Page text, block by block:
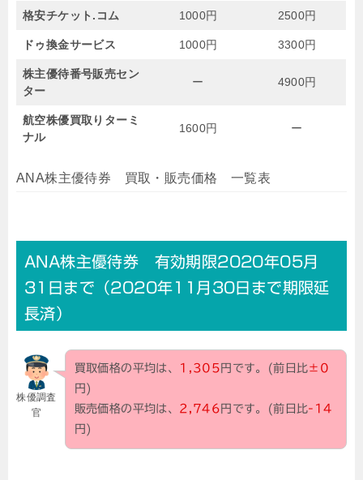
格安チケット.コム 1000円 2500円
ドゥ換金サービス 1000円 3300円
株主優待番号販売セン
ター
ー 4900円
航空株優買取りターミ
ナル
1600円 ー
ANA株主優待券 買取・販売価格 一覧表
ANA株主優待券 有効期限2020年05月
31日まで（2020年11月30日まで期限延
長済）
株優調査
官
買取価格の平均は、 1,305 円です。(前日比±0
円)
販売価格の平均は、 2,746 円です。(前日比-14
円)